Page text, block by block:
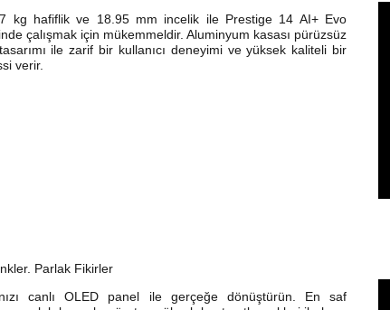
kg hafiflik ve 18.95 mm incelik ile Prestige 14 AI+ Evo
çalışmak için mükemmeldir. Aluminyum kasası pürüzsüz
ile zarif bir kullanıcı deneyimi ve yüksek kaliteli bir
verir.
Parlak Fikirler
canlı OLED panel ile gerçeğe dönüştürün. En saf